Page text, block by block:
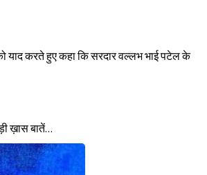
याद करते हुए कहा कि सरदार वल्लभ भाई पटेल के
ख़ास बातें…